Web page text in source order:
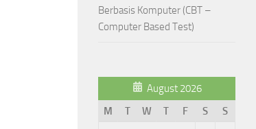
Berbasis Komputer (CBT –
Computer Based Test)
August 2026
M
T W T F S
S